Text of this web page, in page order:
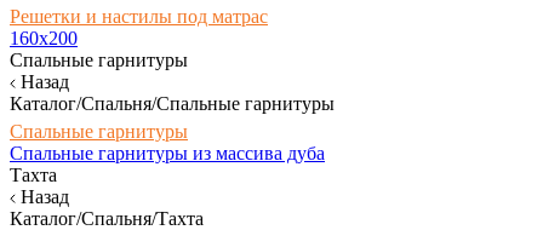
Решетки и настилы под матрас
160х200
Спальные гарнитуры
Назад
Каталог/Спальня/Спальные гарнитуры
Спальные гарнитуры
Спальные гарнитуры из массива дуба
Тахта
Назад
Каталог/Спальня/Тахта